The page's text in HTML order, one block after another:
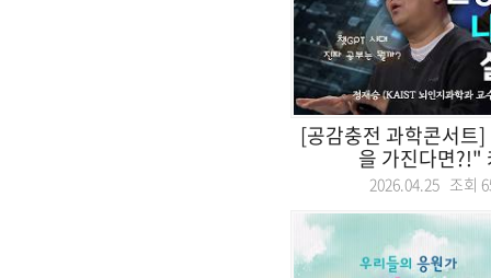
[공감충전 과학콘서트
을 가진다면?!"
2026.04.25 조회